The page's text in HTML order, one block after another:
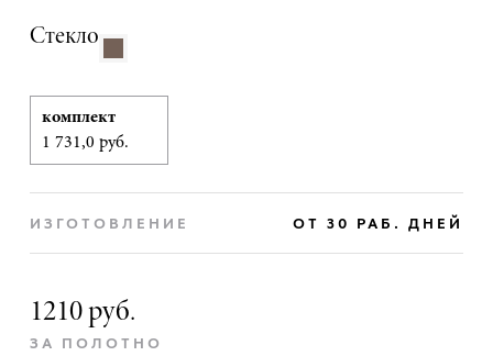
ИЗГОТОВЛЕНИЕ ОТ 30 РАБ. ДНЕЙ
1210 руб.
ЗА ПОЛОТНО
Стекло
комплект
1 731,0 руб.